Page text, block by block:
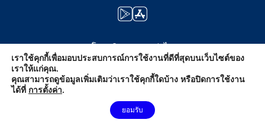
โปรดติดตามตอนต่อไป
เราใช้คุกกี้เพื่อมอบประสบการณ์การใช้งานที่ดีที่สุดบนเว็บไซต์ของ
เราให้แก่คุณ.
คุณสามารถดูข้อมูลเพิ่มเติมว่าเราใช้คุกกี้ใดบ้าง หรือปิดการใช้งาน
ได้ที่ การตั้งค่า.
ยอมรับ
ต้องการความช่วยเหลือไหม?